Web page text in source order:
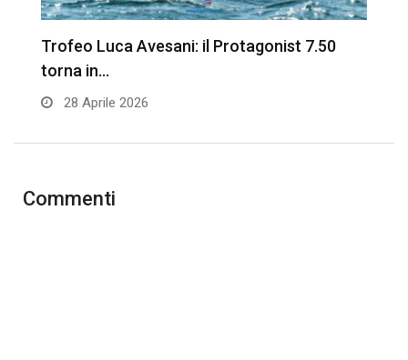
Trofeo Luca Avesani: il Protagonist 7.50
torna in…
28 Aprile 2026
Commenti